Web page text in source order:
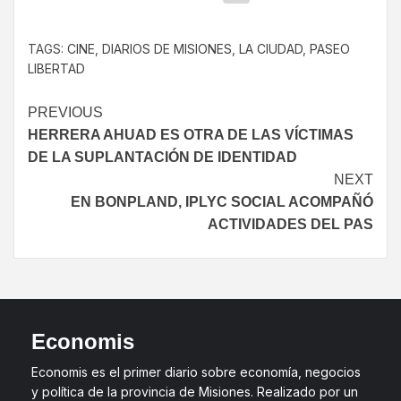
TAGS: CINE DIARIOS DE MISIONES LA CIUDAD PASEO
LIBERTAD
PREVIOUS
HERRERA AHUAD ES OTRA DE LAS VÍCTIMAS
DE LA SUPLANTACIÓN DE IDENTIDAD
NEXT
EN BONPLAND, IPLYC SOCIAL ACOMPAÑÓ
ACTIVIDADES DEL PAS
Economis
Economis es el primer diario sobre economía, negocios
y política de la provincia de Misiones. Realizado por un